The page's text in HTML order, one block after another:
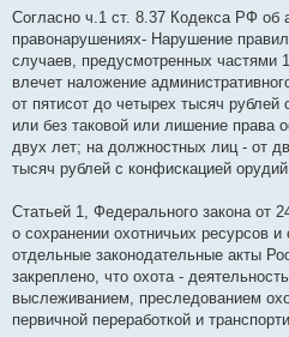
Согласно ч.1 ст. 8.37 Кодекса РФ об
правонарушениях- Нарушение
случаев, предусмотренных частями
влечет наложение
от пятисот до четырех тысяч
или без таковой или лишение права
двух лет; на должностных лиц - от
тысяч рублей с конфискацией
Статьей 1, Федерального закона от
о сохранении охотничьих ресурсов
отдельные законодательные акты
закреплено, что охота -
выслеживанием, преследованием
первичной переработкой и